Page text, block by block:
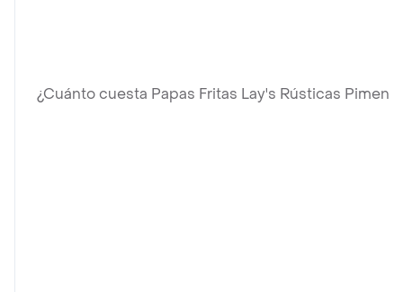
¿Cuánto cuesta Papas Fritas Lay's Rústicas